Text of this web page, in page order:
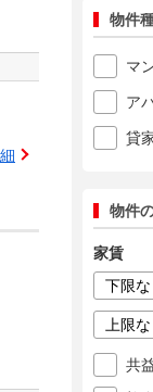
物件
マ
ア
貸
物件
家賃
共